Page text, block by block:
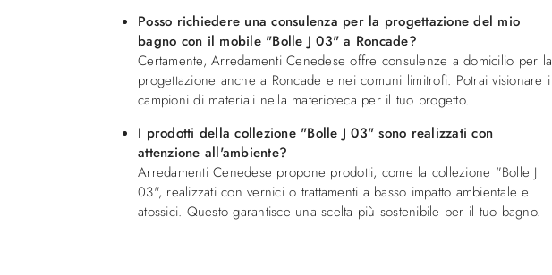
Posso richiedere una consulenza per la progettazione del mio
bagno con il mobile "Bolle J 03" a Roncade?
Certamente, Arredamenti Cenedese offre consulenze a domicilio per la
progettazione anche a Roncade e nei comuni limitrofi. Potrai visionare i
campioni di materiali nella materioteca per il tuo progetto.
I prodotti della collezione "Bolle J 03" sono realizzati con
attenzione all'ambiente?
Arredamenti Cenedese propone prodotti, come la collezione "Bolle J
03", realizzati con vernici o trattamenti a basso impatto ambientale e
atossici. Questo garantisce una scelta più sostenibile per il tuo bagno.